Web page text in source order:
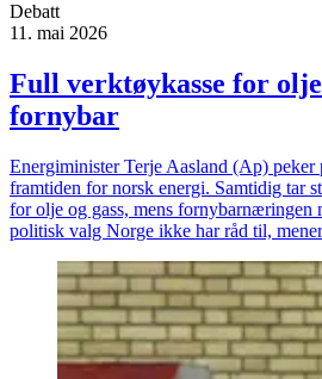
Debatt
11. mai 2026
Full verktøykasse for
fornybar
Energiminister Terje Aasland (Ap) peker
framtiden for norsk energi. Samtidig tar
for olje og gass, mens fornybarnæringen
politisk valg Norge ikke har råd til,